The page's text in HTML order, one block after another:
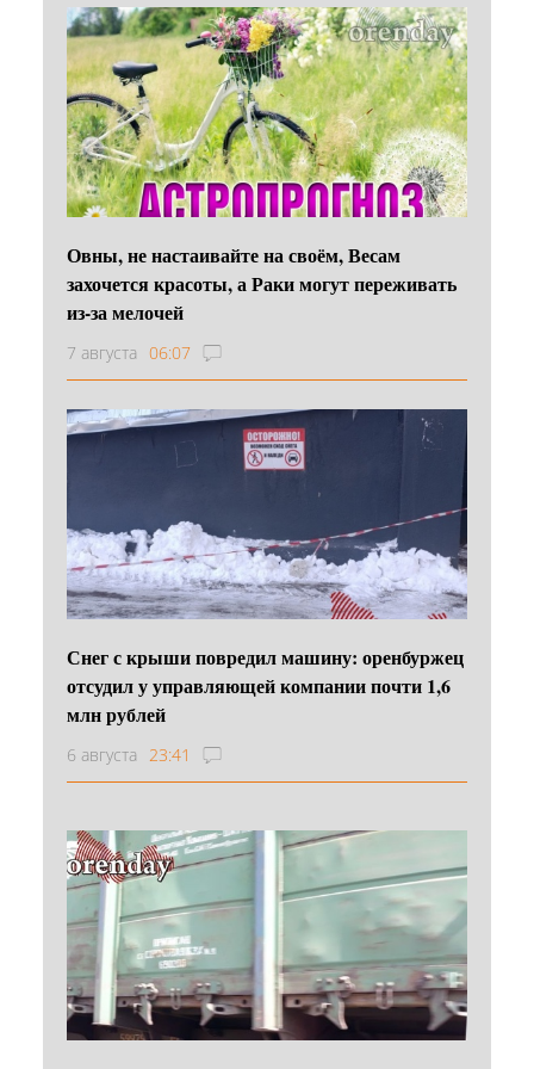
Овны, не настаивайте на своём, Весам
захочется красоты, а Раки могут переживать
из-за мелочей
7 августа 06:07
Снег с крыши повредил машину: оренбуржец
отсудил у управляющей компании почти 1,6
млн рублей
6 августа 23:41